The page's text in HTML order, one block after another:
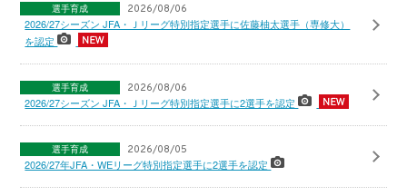
選手育成 2026/08/06
2026/27シーズン JFA・Ｊリーグ特別指定選手に佐藤柚太選手（専修大）
を認定
選手育成 2026/08/06
2026/27シーズン JFA・Ｊリーグ特別指定選手に2選手を認定
選手育成 2026/08/05
2026/27年JFA・WEリーグ特別指定選手に2選手を認定